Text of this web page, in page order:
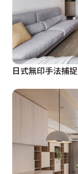
日式無印手法捕